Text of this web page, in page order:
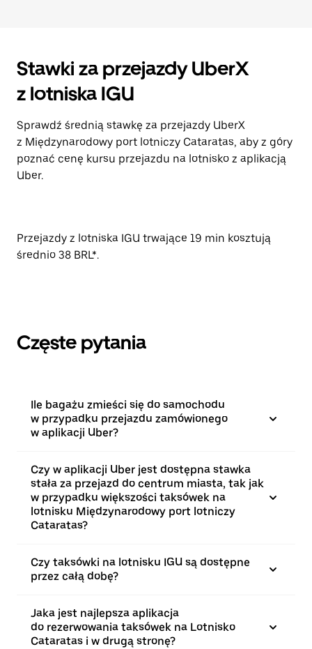
Stawki za przejazdy UberX
z lotniska IGU
Sprawdź średnią stawkę za przejazdy UberX
z Międzynarodowy port lotniczy Cataratas, aby z góry
poznać cenę kursu przejazdu na lotnisko z aplikacją
Uber.
Przejazdy z lotniska IGU trwające 19 min kosztują
średnio 38 BRL*.
Częste pytania
Ile bagażu zmieści się do samochodu
w przypadku przejazdu zamówionego
w aplikacji Uber?
Czy w aplikacji Uber jest dostępna stawka
stała za przejazd do centrum miasta, tak jak
w przypadku większości taksówek na
lotnisku Międzynarodowy port lotniczy
Cataratas?
Czy taksówki na lotnisku IGU są dostępne
przez całą dobę?
Jaka jest najlepsza aplikacja
do rezerwowania taksówek na Lotnisko
Cataratas i w drugą stronę?